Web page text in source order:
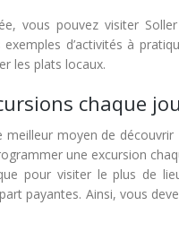
vous pouvez visiter
d’activités à
les plats locaux.
chaque
meilleur moyen de
une excursion
pour visiter le plus de
payantes. Ainsi, vous